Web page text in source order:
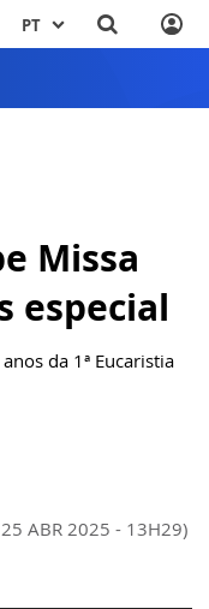
PT
Missa
especial
da 1ª Eucaristia
ABR 2025 - 13H29)